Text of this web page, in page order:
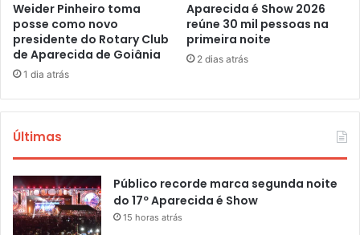
Weider Pinheiro toma
posse como novo
presidente do Rotary Club
de Aparecida de Goiânia
1 dia atrás
Aparecida é Show 2026
reúne 30 mil pessoas na
primeira noite
2 dias atrás
Últimas
Público recorde marca segunda noite
do 17º Aparecida é Show
15 horas atrás